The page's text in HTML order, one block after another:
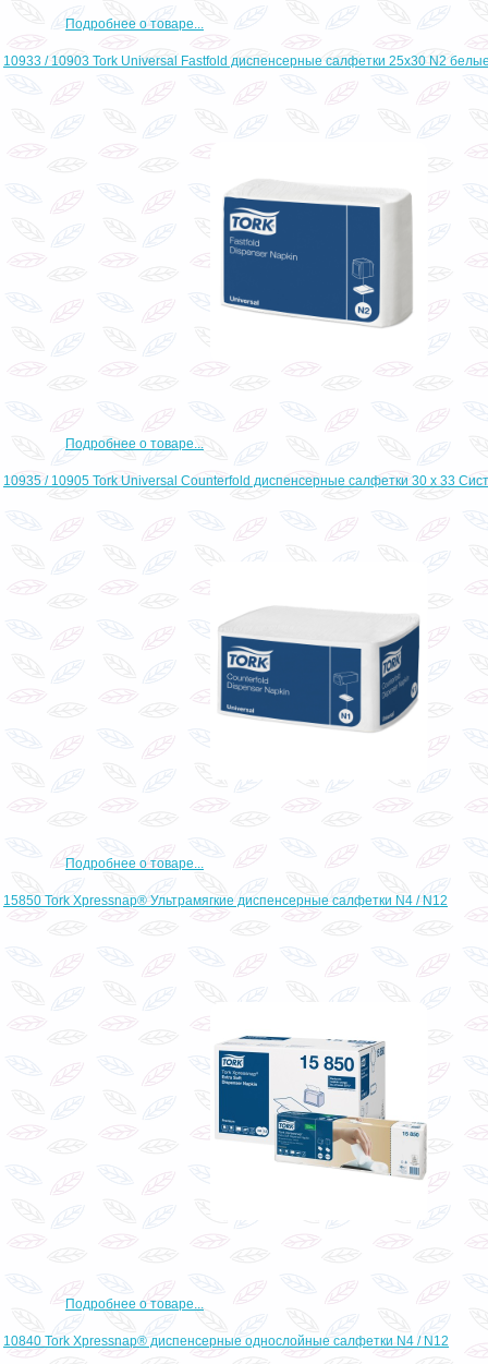
Подробнее о товаре...
10933 / 10903 Tork Universal Fastfold диспенсерные салфетки 25x30 N2
Подробнее о товаре...
10935 / 10905 Tork Universal Counterfold диспенсерные салфетки 30 х 33
Подробнее о товаре...
15850 Tork Xpressnap® Ультрамягкие диспенсерные салфетки N4 / N12
Подробнее о товаре...
10840 Tork Xpressnap® диспенсерные однослойные салфетки N4 / N12